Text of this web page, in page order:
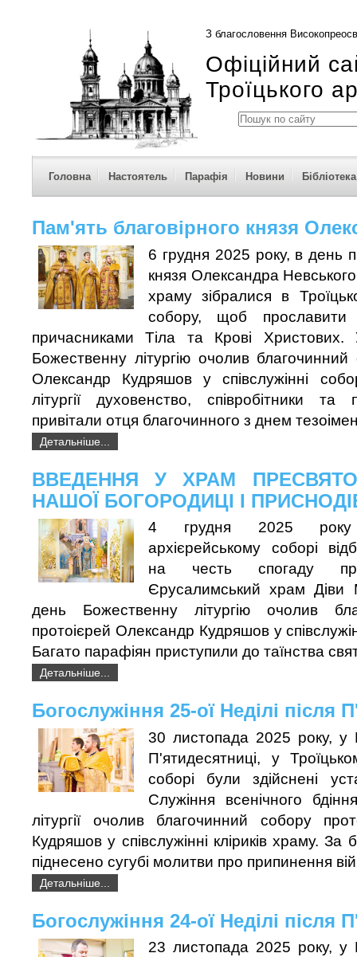
З благословення
Офіційний
Троїцького
Головна Настоятель Парафія Новини Бібліотека
Пам'ять благовірного князя
6 грудня 2025 року, в день
князя Олександра
храму зібралися в
собору, щоб прославити
причасниками Тіла та Крові
Божественну літургію очолив благочинний
Олександр Кудряшов у співслужінні
літургії духовенство, співробітники
привітали отця благочинного з днем
Детальніше...
ВВЕДЕННЯ У ХРАМ
НАШОЇ БОГОРОДИЦІ І
4 грудня 2025 року
архієрейському соборі
на честь спогаду
Єрусалимський храм Діви
день Божественну літургію очолив
протоієрей Олександр Кудряшов у
Багато парафіян приступили до таїнства
Детальніше...
Богослужіння 25-ої Неділі після
30 листопада 2025 року, у
П'ятидесятниці, у
соборі були здійснені
Служіння всенічного
літургії очолив благочинний собору
Кудряшов у співслужінні кліриків храму. За
піднесено сугубі молитви про припинення
Детальніше...
Богослужіння 24-ої Неділі після
23 листопада 2025 року, у